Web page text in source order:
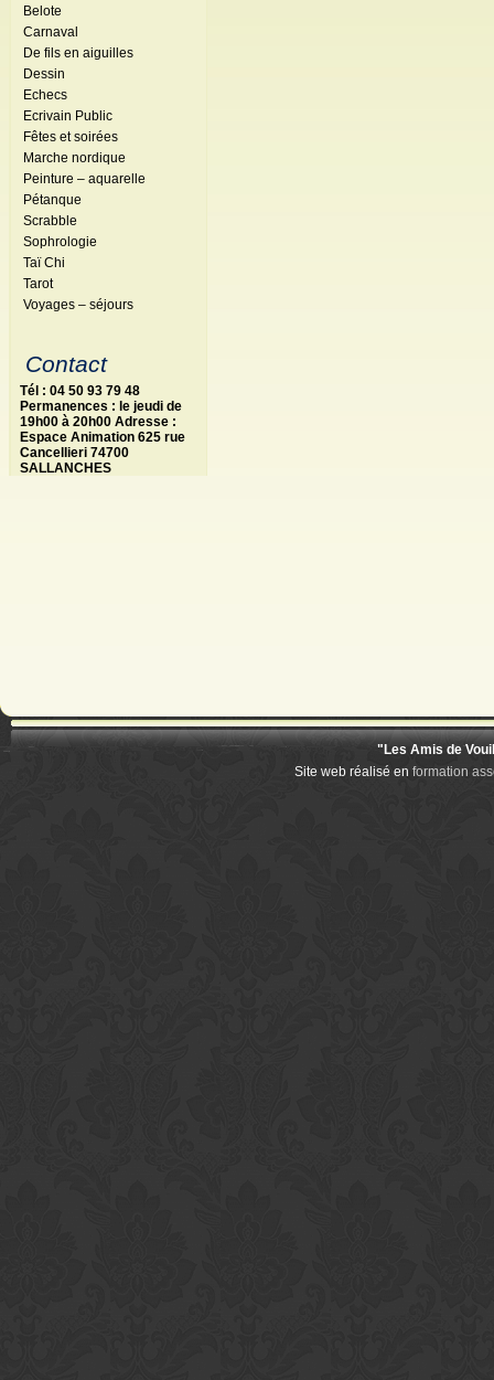
Belote
Carnaval
De fils en aiguilles
Dessin
Echecs
Ecrivain Public
Fêtes et soirées
Marche nordique
Peinture – aquarelle
Pétanque
Scrabble
Sophrologie
Taï Chi
Tarot
Voyages – séjours
Contact
Tél : 04 50 93 79 48
Permanences : le jeudi de
19h00 à 20h00 Adresse :
Espace Animation 625 rue
Cancellieri 74700
SALLANCHES
"Les Amis de
Site web réalisé en formation